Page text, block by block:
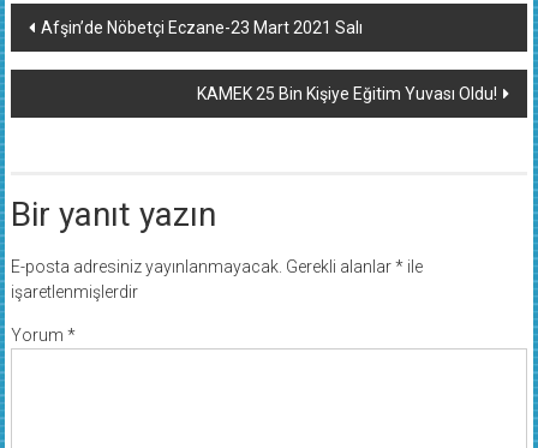
Yazı
dolaşımı
Afşin’de Nöbetçi Eczane-23 Mart 2021 Salı
KAMEK 25 Bin Kişiye Eğitim Yuvası Oldu!
Bir yanıt yazın
E-posta adresiniz yayınlanmayacak. Gerekli alanlar*ile
işaretlenmişlerdir
Yorum *